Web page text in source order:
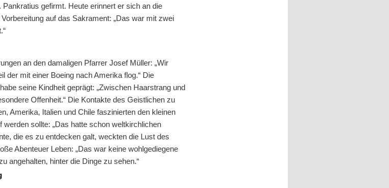
gefirmt. Heute erinnert er sich an die
auf das Sakrament: „Das war mit zwei
an den damaligen Pfarrer Josef Müller: „Wir
der mit einer Boeing nach Amerika flog.“ Die
seine Kindheit geprägt: „Zwischen Haarstrang und
Offenheit.“ Die Kontakte des Geistlichen zu
Amerika, Italien und Chile faszinierten den kleinen
sollte: „Das hatte schon weltkirchlichen
die es zu entdecken galt, weckten die Lust des
Abenteuer Leben: „Das war keine wohlgediegene
angehalten, hinter die Dinge zu sehen.“